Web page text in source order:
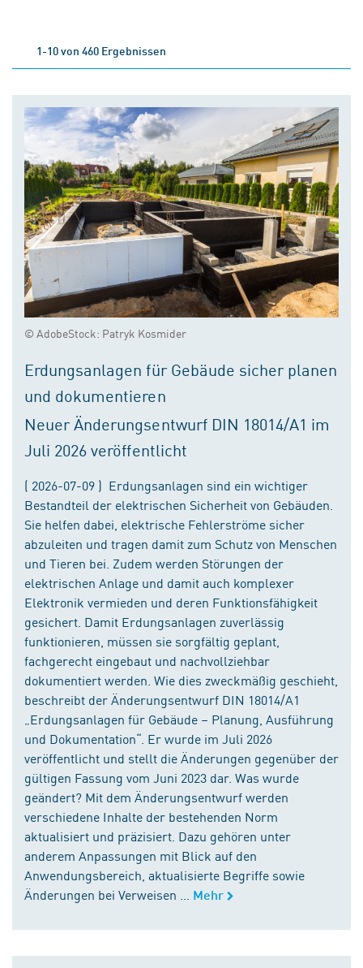
1-10 von 460 Ergebnissen
© AdobeStock: Patryk Kosmider
Erdungsanlagen für Gebäude sicher planen
und dokumentieren
Neuer Änderungsentwurf DIN 18014/A1 im
Juli 2026 veröffentlicht
( 2026-07-09 ) Erdungsanlagen sind ein wichtiger
Bestandteil der elektrischen Sicherheit von Gebäuden.
Sie helfen dabei, elektrische Fehlerströme sicher
abzuleiten und tragen damit zum Schutz von Menschen
und Tieren bei. Zudem werden Störungen der
elektrischen Anlage und damit auch komplexer
Elektronik vermieden und deren Funktionsfähigkeit
gesichert. Damit Erdungsanlagen zuverlässig
funktionieren, müssen sie sorgfältig geplant,
fachgerecht eingebaut und nachvollziehbar
dokumentiert werden. Wie dies zweckmäßig geschieht,
beschreibt der Änderungsentwurf DIN 18014/A1
„Erdungsanlagen für Gebäude – Planung, Ausführung
und Dokumentation“. Er wurde im Juli 2026
veröffentlicht und stellt die Änderungen gegenüber der
gültigen Fassung vom Juni 2023 dar. Was wurde
geändert? Mit dem Änderungsentwurf werden
verschiedene Inhalte der bestehenden Norm
aktualisiert und präzisiert. Dazu gehören unter
anderem Anpassungen mit Blick auf den
Anwendungsbereich, aktualisierte Begriffe sowie
Änderungen bei Verweisen ...
Mehr